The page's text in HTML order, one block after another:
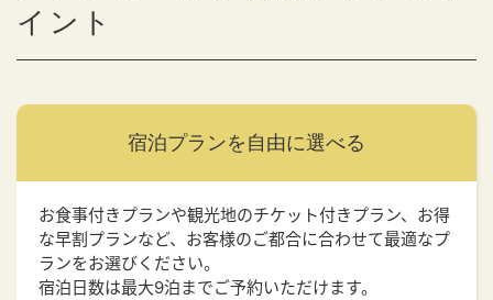
イント
宿泊プランを 自由に選べる
お食事付きプランや観光地のチケット付きプラン、お得
な早割プランなど、お客様のご都合に合わせて最適なプ
ランをお選びください。
宿泊日数は最大9泊までご予約いただけます。